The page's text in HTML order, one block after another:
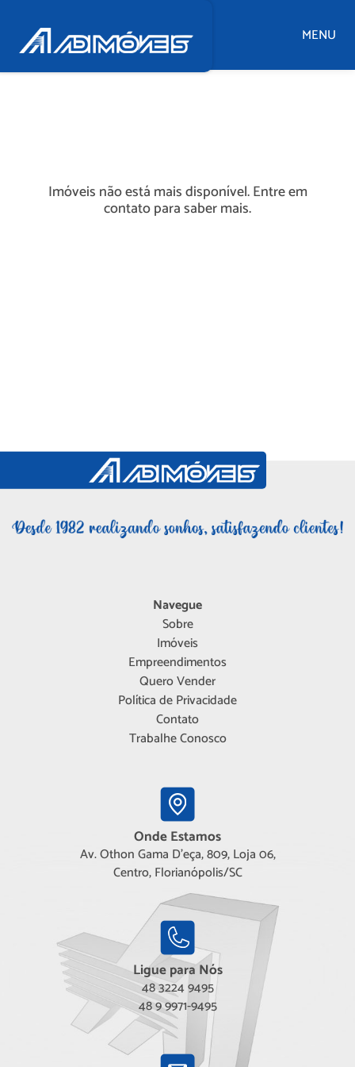
MENU
Imóveis não está mais disponível. Entre em
contato para saber mais.
Navegue
Sobre
Imóveis
Empreendimentos
Quero Vender
Política de Privacidade
Contato
Trabalhe Conosco
Onde Estamos
Av. Othon Gama D'eça, 809, Loja 06,
Centro, Florianópolis/SC
Ligue para Nós
48 3224 9495
48 9 9971-9495